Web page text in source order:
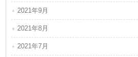
2021年9月
2021年8月
2021年7月